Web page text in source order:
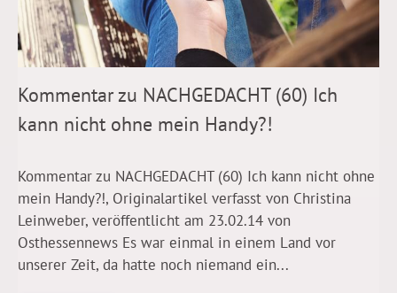
Kommentar zu NACHGEDACHT (60) Ich
kann nicht ohne mein Handy?!
Kommentar zu NACHGEDACHT (60) Ich kann nicht ohne
mein Handy?!, Originalartikel verfasst von Christina
Leinweber, veröffentlicht am 23.02.14 von
Osthessennews Es war einmal in einem Land vor
unserer Zeit, da hatte noch niemand ein...